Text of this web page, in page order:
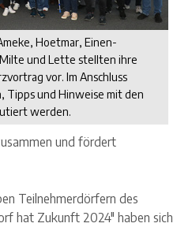
Hoetmar, Einen-
und Lette stellten ihre
vor. Im Anschluss
Tipps und Hinweise mit den
werden.
und fördert
Teilnehmerdörfern des
hat Zukunft 2024" haben sich